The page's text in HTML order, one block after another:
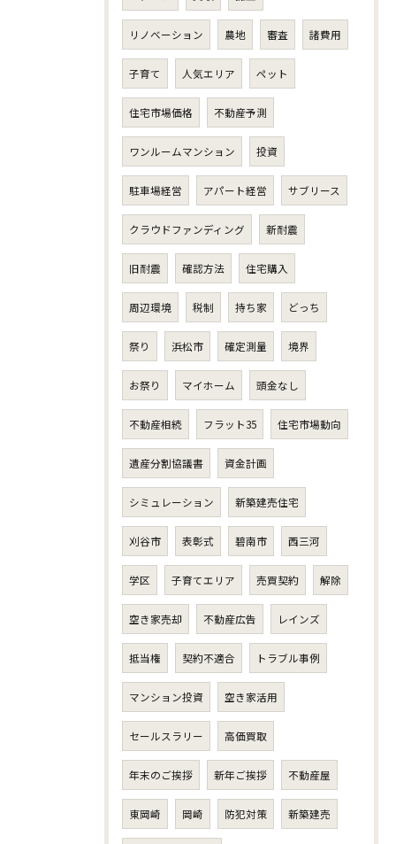
リノベーション 農地 審査 諸費用
子育て 人気エリア ペット
住宅市場価格 不動産予測
ワンルームマンション 投資
駐車場経営 アパート経営 サブリース
クラウドファンディング 新耐震
旧耐震 確認方法 住宅購入
周辺環境 税制 持ち家 どっち
祭り 浜松市 確定測量 境界
お祭り マイホーム 頭金なし
不動産相続 フラット35 住宅市場動向
遺産分割協議書 資金計画
シミュレーション 新築建売住宅
刈谷市 表彰式 碧南市 西三河
学区 子育てエリア 売買契約 解除
空き家売却 不動産広告 レインズ
抵当権 契約不適合 トラブル事例
マンション投資 空き家活用
セールスラリー 高価買取
年末のご挨拶 新年ご挨拶 不動産屋
東岡崎 岡崎 防犯対策 新築建売